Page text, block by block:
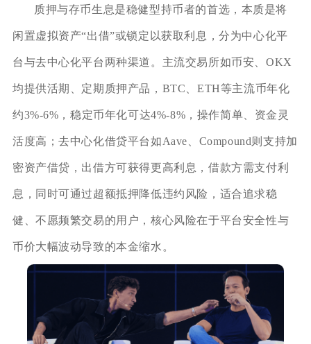
质押与存币生息是稳健型持币者的首选，本质是将
闲置虚拟资产“出借”或锁定以获取利息，分为中心化平
台与去中心化平台两种渠道。主流交易所如币安、OKX
均提供活期、定期质押产品，BTC、ETH等主流币年化
约3%-6%，稳定币年化可达4%-8%，操作简单、资金灵
活度高；去中心化借贷平台如Aave、Compound则支持加
密资产借贷，出借方可获得更高利息，借款方需支付利
息，同时可通过超额抵押降低违约风险，适合追求稳
健、不愿频繁交易的用户，核心风险在于平台安全性与
币价大幅波动导致的本金缩水。